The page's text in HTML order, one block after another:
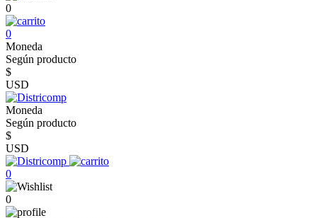
0
0
Moneda
Según producto
$
USD
Moneda
Según producto
$
USD
0
0